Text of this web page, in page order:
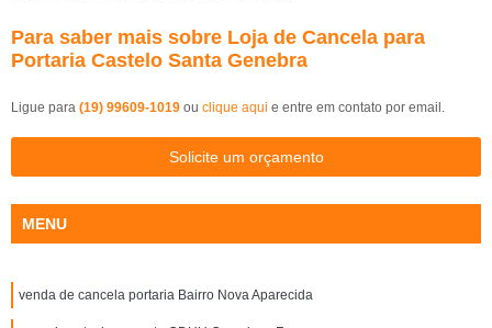
Para saber mais sobre Loja de Cancela para
Portaria Castelo Santa Genebra
Ligue para (19) 99609-1019 ou clique aqui e entre em contato por email.
Solicite um orçamento
MENU
venda de cancela portaria Bairro Nova Aparecida